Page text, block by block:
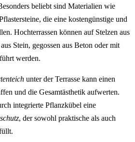
beliebt sind Materialien wie
die eine kostengünstige und
Hochterrassen können auf Stelzen aus
Stein, gegossen aus Beton oder mit
werden.
unter der Terrasse kann einen
und die Gesamtästhetik aufwerten.
integrierte Pflanzkübel eine
, der sowohl praktische als auch